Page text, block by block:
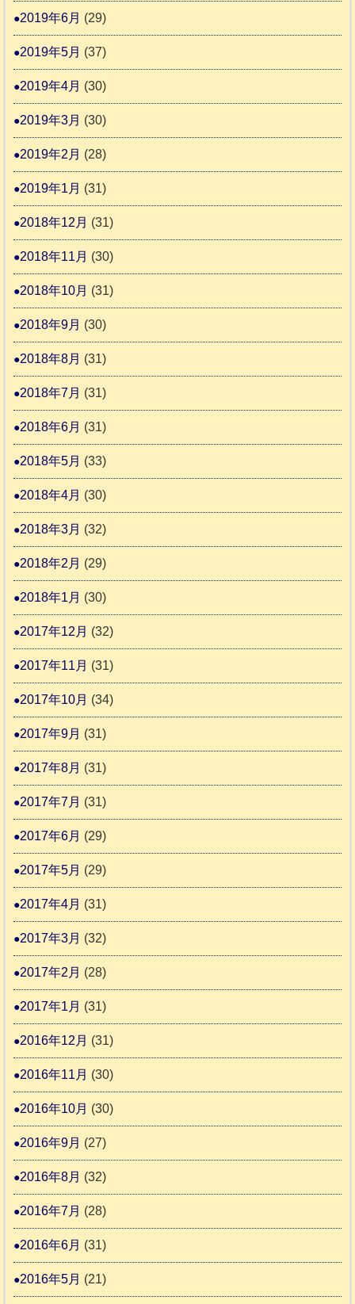
2019年6月 (29)
2019年5月 (37)
2019年4月 (30)
2019年3月 (30)
2019年2月 (28)
2019年1月 (31)
2018年12月 (31)
2018年11月 (30)
2018年10月 (31)
2018年9月 (30)
2018年8月 (31)
2018年7月 (31)
2018年6月 (31)
2018年5月 (33)
2018年4月 (30)
2018年3月 (32)
2018年2月 (29)
2018年1月 (30)
2017年12月 (32)
2017年11月 (31)
2017年10月 (34)
2017年9月 (31)
2017年8月 (31)
2017年7月 (31)
2017年6月 (29)
2017年5月 (29)
2017年4月 (31)
2017年3月 (32)
2017年2月 (28)
2017年1月 (31)
2016年12月 (31)
2016年11月 (30)
2016年10月 (30)
2016年9月 (27)
2016年8月 (32)
2016年7月 (28)
2016年6月 (31)
2016年5月 (21)